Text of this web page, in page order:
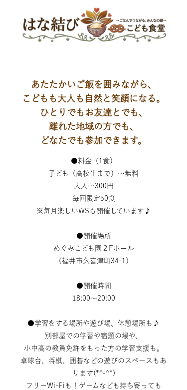
あたたかいご飯を囲みながら、
こどもも大人も自然と笑顔になる。
ひとりでもお友達とでも、
離れた地域の方でも、
どなたでも参加できます。
●料金（1食）
子ども（高校生まで）…無料
大人…300円
毎回限定50食
※毎月楽しいWSも開催しています♪
●開催場所
めぐみこども園２Fホール
（福井市久喜津町34-1）
●開催時間
18:00～20:00
●学習をする場所や遊び場、休憩場所も♪
別部屋での学習や宿題の場や、
小中高の教員免許をもった方の学習支援も。
卓球台、将棋、囲碁などの遊びのスペースもあ
ります(*^-^*)
フリーWi-Fiも！ゲームなども持ち寄っても